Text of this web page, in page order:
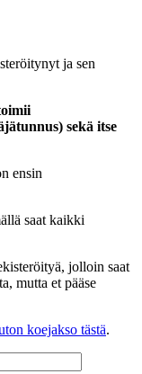
ja sen
sekä itse
ensin
saat kaikki
jolloin saat
mutta et pääse
koejakso tästä.